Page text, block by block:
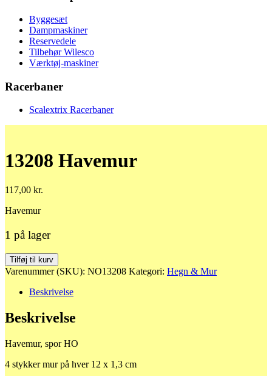
Byggesæt
Dampmaskiner
Reservedele
Tilbehør Wilesco
Værktøj-maskiner
Racerbaner
Scalextrix Racerbaner
13208 Havemur
117,00 kr.
Havemur
1 på lager
13208
Havemur
Tilføj til kurv
Varenummer (SKU): NO13208 Kategori: Hegn & Mur
Beskrivelse
Beskrivelse
Havemur, spor HO
4 stykker mur på hver 12 x 1,3 cm